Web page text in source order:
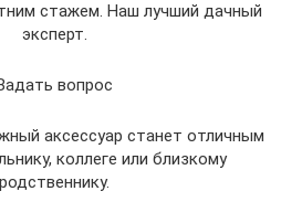
стажем. Наш лучший дачный
эксперт.
вопрос
аксессуар станет отличным
коллеге или близкому
родственнику.